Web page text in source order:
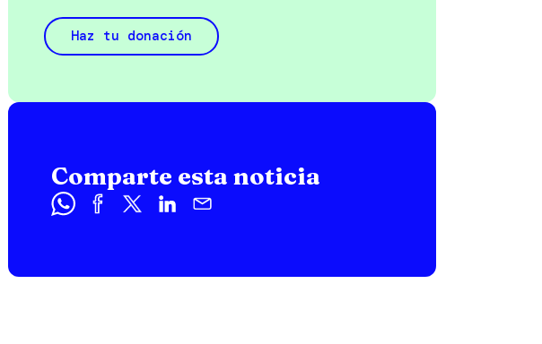
Haz tu donación
Comparte esta noticia